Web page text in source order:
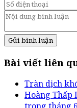
Gửi bình luận
Bài viết liên
Tràn dịch
Hoàng Thấp